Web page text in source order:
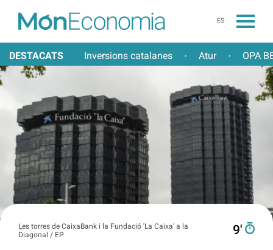
ES
DESTACATS Inversions catalanes · Atur · OPA
Les torres de CaixaBank i la Fundació 'La Caixa' a la
Diagonal / EP
9′